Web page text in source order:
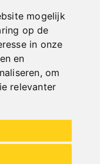
mogelijk
op de
in onze
en
,om
relevanter